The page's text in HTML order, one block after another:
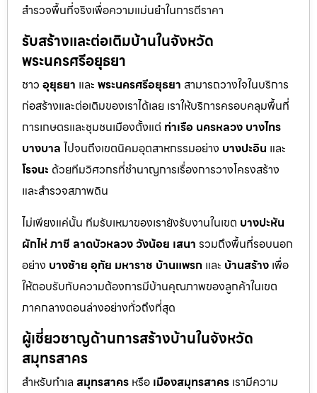
สำรวจพื้นที่จริงเพื่อความแม่นยำในการตีราคา
รับสร้างและต่อเติมบ้านในจังหวัด
พระนครศรีอยุธยา
ชาว อุยุธยา และ พระนครศรีอยุธยา สามารถวางใจในบริการ
ก่อสร้างและต่อเติมของเราได้เลย เราให้บริการครอบคลุมพื้นที่
การเกษตรและชุมชนเมืองตั้งแต่ ท่าเรือ นครหลวง บางไทร
บางบาล ไปจนถึงเขตนิคมอุตสาหกรรมอย่าง บางปะอิน และ
โรจนะ ด้วยทีมวิศวกรที่ชำนาญการเรื่องการวางโครงสร้าง
และสำรวจสภาพดิน
ไม่เพียงแค่นั้น ทีมรับเหมาของเรายังรับงานในเขต บางปะหัน
ผักไห่ภาชี ลาดบัวหลวงวังน้อย เสนา รวมถึงพื้นที่รอบนอก
อย่าง บางซ้าย อุทัย มหาราช บ้านแพรก และ บ้านสร้าง เพื่อ
ให้ตอบรับกับความต้องการมีบ้านคุณภาพของลูกค้าในเขต
ภาคกลางตอนล่างอย่างทั่วถึงที่สุด
ผู้เชี่ยวชาญด้านการสร้างบ้านในจังหวัด
สมุทรสาคร
สำหรับทำเล สมุทรสาคร หรือ เมืองสมุทรสาคร เรามีความ